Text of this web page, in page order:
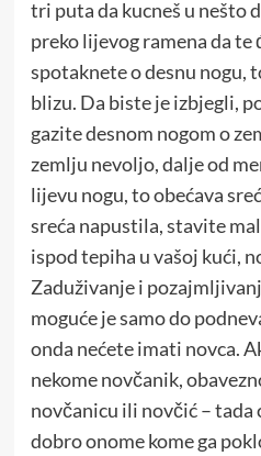
tri puta da kucneš u nešto
preko lijevog ramena da te
spotaknete o desnu nogu,
blizu. Da biste je izbjegli,
gazite desnom nogom o
zemlju nevoljo, dalje od
lijevu nogu, to obećava
sreća napustila, stavite
ispod tepiha u vašoj kući,
Zaduživanje i
moguće je samo do
onda nećete imati novca.
nekome novčanik,
novčanicu ili novčić – tada
dobro onome kome ga